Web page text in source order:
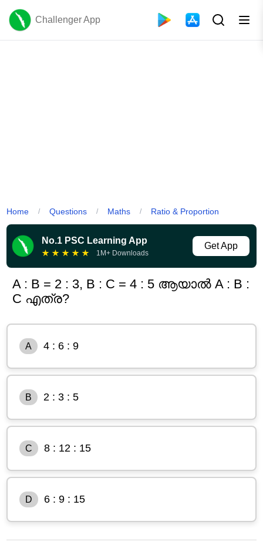
Challenger App
Home / Questions / Maths / Ratio & Proportion
No.1 PSC Learning App
★ ★ ★ ★ ★ 1M+ Downloads
Get App
A : B = 2 : 3, B : C = 4 : 5 ആയാൽ A : B :
C എത്ര?
A 4 : 6 : 9
B 2 : 3 : 5
C 8 : 12 : 15
D 6 : 9 : 15